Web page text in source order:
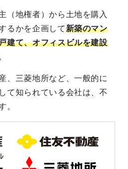
（地権者）から土地を購入
るかを企画して新築のマン
建て、オフィスビルを建設
、三菱地所など、一般的に
て知られている会社は、不
。